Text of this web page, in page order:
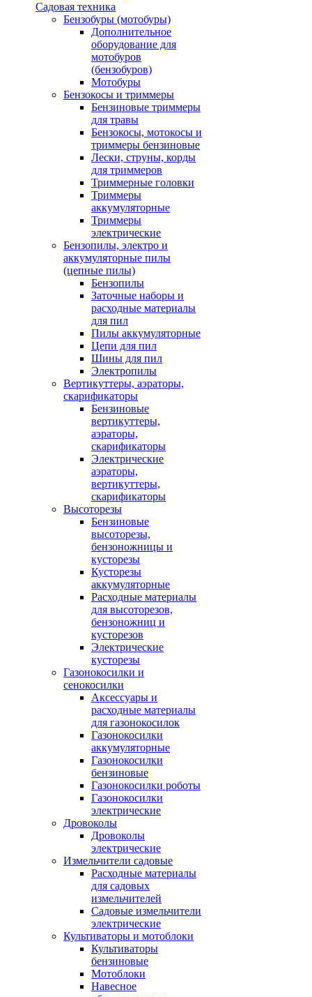
Садовая техника
Бензобуры (мотобуры)
Дополнительное
оборудование для
мотобуров
(бензобуров)
Мотобуры
Бензокосы и триммеры
Бензиновые триммеры
для травы
Бензокосы, мотокосы и
триммеры бензиновые
Лески, струны, корды
для триммеров
Триммерные головки
Триммеры
аккумуляторные
Триммеры
электрические
Бензопилы, электро и
аккумуляторные пилы
(цепные пилы)
Бензопилы
Заточные наборы и
расходные материалы
для пил
Пилы аккумуляторные
Цепи для пил
Шины для пил
Электропилы
Вертикуттеры, аэраторы,
скарификаторы
Бензиновые
вертикуттеры,
аэраторы,
скарификаторы
Электрические
аэраторы,
вертикуттеры,
скарификаторы
Высоторезы
Бензиновые
высоторезы,
бензоножницы и
кусторезы
Кусторезы
аккумуляторные
Расходные материалы
для высоторезов,
бензоножниц и
кусторезов
Электрические
кусторезы
Газонокосилки и
сенокосилки
Аксессуары и
расходные материалы
для газонокосилок
Газонокосилки
аккумуляторные
Газонокосилки
бензиновые
Газонокосилки роботы
Газонокосилки
электрические
Дровоколы
Дровоколы
электрические
Измельчители садовые
Расходные материалы
для садовых
измельчителей
Садовые измельчители
электрические
Культиваторы и мотоблоки
Культиваторы
бензиновые
Мотоблоки
Навесное